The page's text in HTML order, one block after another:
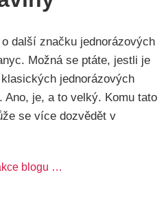
další značku jednorázových
Možná se ptáte, jestli je
jednorázových
Ano, je, a to velký. Komu tato
se více dozvědět v
blogu …